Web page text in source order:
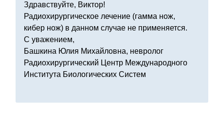
Здравствуйте, Виктор!
Радиохирургическое лечение (гамма нож,
кибер нож) в данном случае не применяется.
С уважением,
Башкина Юлия Михайловна, невролог
Радиохирургический Центр Международного
Института Биологических Систем